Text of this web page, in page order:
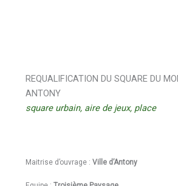
REQUALIFICATION DU SQUARE DU
ANTONY
square urbain, aire de jeux, place
Maitrise d’ouvrage : Ville d’Antony